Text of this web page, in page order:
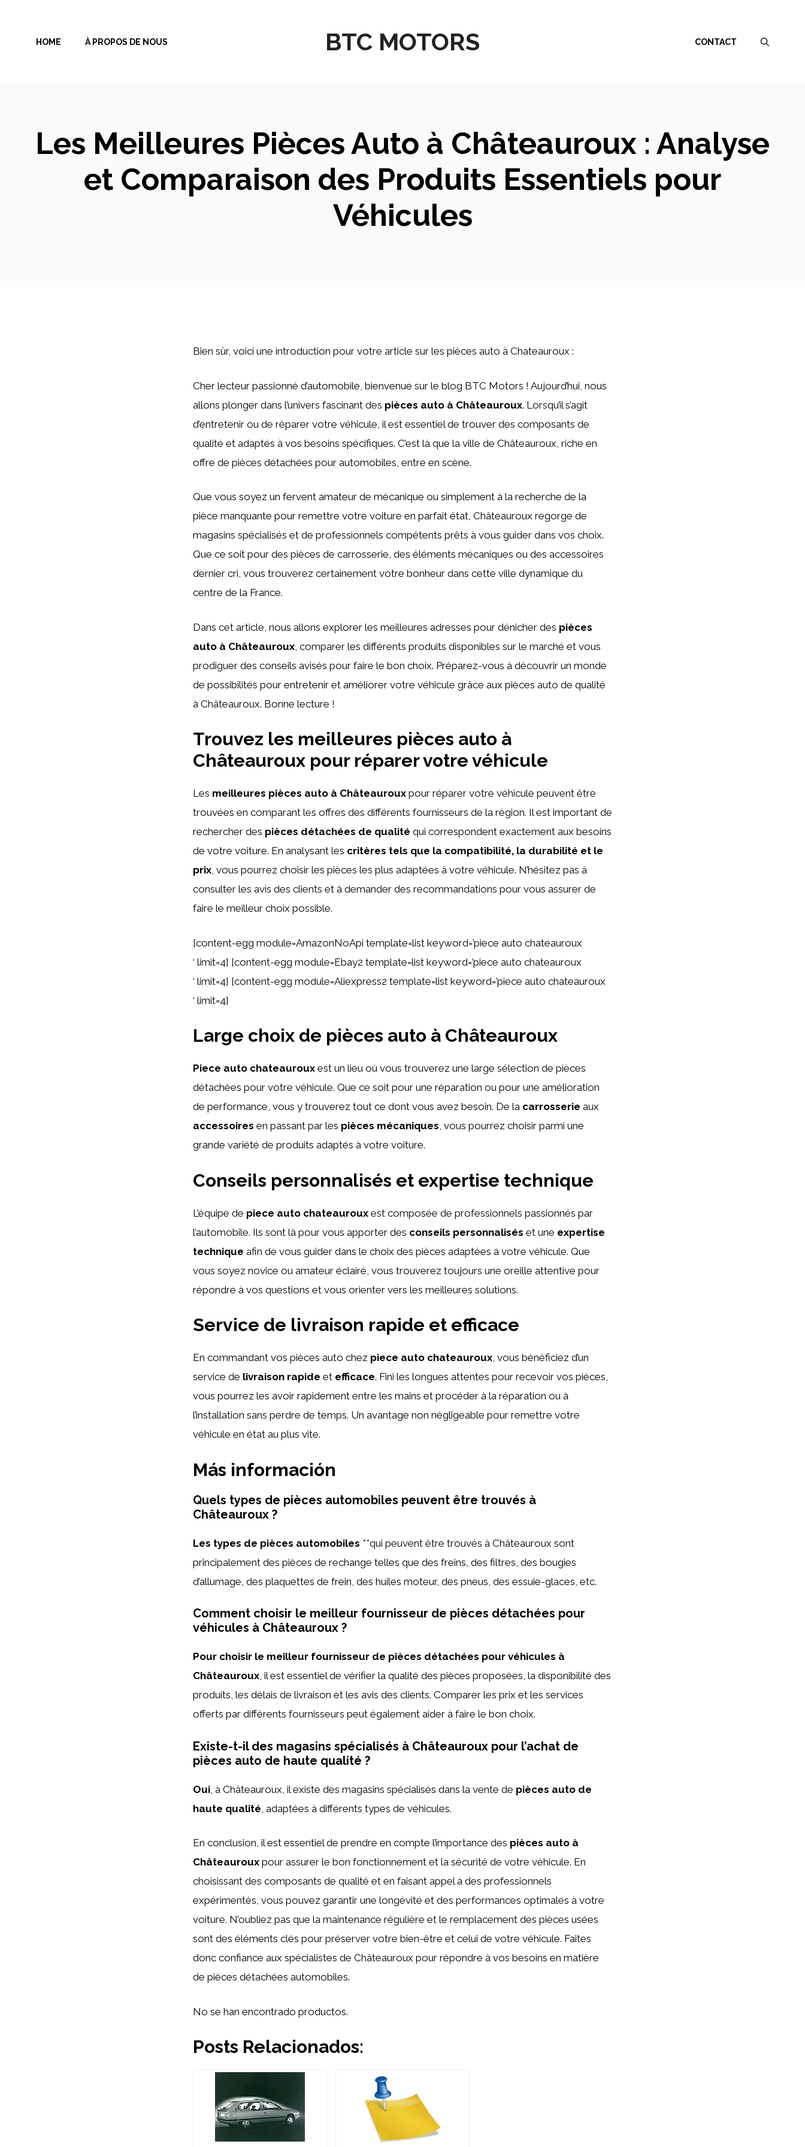
contenu
BTC MOTORS
HOME À PROPOS DE NOUS CONTACT
Les Meilleures Pièces Auto à Châteauroux : Analyse
et Comparaison des Produits Essentiels pour
Véhicules
Bien sûr, voici une introduction pour votre article sur les pièces auto à Chateauroux :
Cher lecteur passionné d’automobile, bienvenue sur le blog BTC Motors ! Aujourd’hui, nous
allons plonger dans l’univers fascinant des pièces auto à Châteauroux. Lorsqu’il s’agit
d’entretenir ou de réparer votre véhicule, il est essentiel de trouver des composants de
qualité et adaptés à vos besoins spécifiques. C’est là que la ville de Châteauroux, riche en
offre de pièces détachées pour automobiles, entre en scène.
Que vous soyez un fervent amateur de mécanique ou simplement à la recherche de la
pièce manquante pour remettre votre voiture en parfait état, Châteauroux regorge de
magasins spécialisés et de professionnels compétents prêts à vous guider dans vos choix.
Que ce soit pour des pièces de carrosserie, des éléments mécaniques ou des accessoires
dernier cri, vous trouverez certainement votre bonheur dans cette ville dynamique du
centre de la France.
Dans cet article, nous allons explorer les meilleures adresses pour dénicher des pièces
auto à Châteauroux , comparer les différents produits disponibles sur le marché et vous
prodiguer des conseils avisés pour faire le bon choix. Préparez-vous à découvrir un monde
de possibilités pour entretenir et améliorer votre véhicule grâce aux pièces auto de qualité
à Châteauroux. Bonne lecture !
Trouvez les meilleures pièces auto à
Châteauroux pour réparer votre véhicule
Les meilleures pièces auto à Châteauroux pour réparer votre véhicule peuvent être
trouvées en comparant les offres des différents fournisseurs de la région. Il est important de
rechercher des pièces détachées de qualité qui correspondent exactement aux besoins
de votre voiture. En analysant les critères tels que la compatibilité, la durabilité et le
prix, vous pourrez choisir les pièces les plus adaptées à votre véhicule. N’hésitez pas à
consulter les avis des clients et à demander des recommandations pour vous assurer de
faire le meilleur choix possible.
[content-egg module=AmazonNoApi template=list keyword=’piece auto chateauroux
‘ limit=4] [content-egg module=Ebay2 template=list keyword=’piece auto chateauroux
‘ limit=4] [content-egg module=Aliexpress2 template=list keyword=’piece auto chateauroux
‘ limit=4]
Large choix de pièces auto à Châteauroux
Piece auto chateauroux est un lieu où vous trouverez une large sélection de pièces
détachées pour votre véhicule. Que ce soit pour une réparation ou pour une amélioration
de performance, vous y trouverez tout ce dont vous avez besoin. De la carrosserie aux
accessoires en passant par les pièces mécaniques, vous pourrez choisir parmi une
grande variété de produits adaptés à votre voiture.
Conseils personnalisés et expertise technique
L’équipe de piece auto chateauroux est composée de professionnels passionnés par
l’automobile. Ils sont là pour vous apporter des conseils personnalisés et une expertise
technique afin de vous guider dans le choix des pièces adaptées à votre véhicule. Que
vous soyez novice ou amateur éclairé, vous trouverez toujours une oreille attentive pour
répondre à vos questions et vous orienter vers les meilleures solutions.
Service de livraison rapide et efficace
En commandant vos pièces auto chez piece auto chateauroux, vous bénéficiez d’un
service de livraison rapide et efficace. Fini les longues attentes pour recevoir vos pièces,
vous pourrez les avoir rapidement entre les mains et procéder à la réparation ou à
l’installation sans perdre de temps. Un avantage non négligeable pour remettre votre
véhicule en état au plus vite.
Más información
Quels types de pièces automobiles peuvent être trouvés à
Châteauroux ?
Les types de pièces automobiles **qui peuvent être trouvés à Châteauroux sont
principalement des pièces de rechange telles que des freins, des filtres, des bougies
d’allumage, des plaquettes de frein, des huiles moteur, des pneus, des essuie-glaces, etc.
Comment choisir le meilleur fournisseur de pièces détachées pour
véhicules à Châteauroux ?
Pour choisir le meilleur fournisseur de pièces détachées pour véhicules à
Châteauroux, il est essentiel de vérifier la qualité des pièces proposées, la disponibilité des
produits, les délais de livraison et les avis des clients. Comparer les prix et les services
offerts par différents fournisseurs peut également aider à faire le bon choix.
Existe-t-il des magasins spécialisés à Châteauroux pour l’achat de
pièces auto de haute qualité ?
Oui , à Châteauroux, il existe des magasins spécialisés dans la vente de pièces auto de
haute qualité , adaptées à différents types de véhicules.
En conclusion, il est essentiel de prendre en compte l’importance des pièces auto à
Châteauroux pour assurer le bon fonctionnement et la sécurité de votre véhicule. En
choisissant des composants de qualité et en faisant appel à des professionnels
expérimentés, vous pouvez garantir une longévité et des performances optimales à votre
voiture. N’oubliez pas que la maintenance régulière et le remplacement des pièces usées
sont des éléments clés pour préserver votre bien-être et celui de votre véhicule. Faites
donc confiance aux spécialistes de Châteauroux pour répondre à vos besoins en matière
de pièces détachées automobiles.
No se han encontrado productos.
Posts Relacionados: